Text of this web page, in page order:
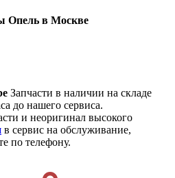
Опель в Москве
Запчасти в наличии на складе
до нашего сервиса.
и неоригинал высокого
в сервис на обслуживание,
по телефону.